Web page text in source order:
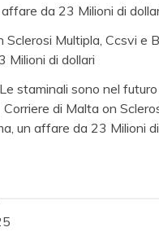
da 23 Milioni di
Sclerosi Multipla, Ccsvi e
Milioni di dollari
staminali sono nel
Corriere di Malta on
un affare da 23 Milioni